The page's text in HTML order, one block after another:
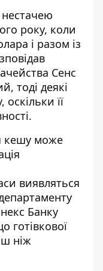
року, коли
і разом із
Сенс
тоді деякі
її
кешу може
виявляться
Банку
готівкової
ніж